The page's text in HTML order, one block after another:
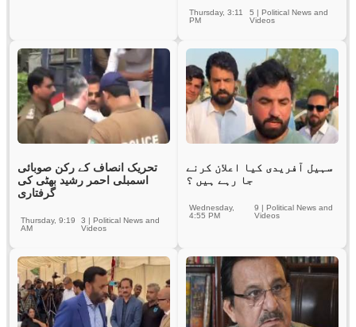
5 | Political News and
Videos
Thursday, 3:11
PM
تحریک انصاف کے رکن صوبائی
اسمبلی احمر رشید بھٹی کی
گرفتاری
3 | Political News and
Videos
Thursday, 9:19
AM
سہیل آفریدی کیا اعلان کرنے
جا رہے ہیں ؟
9 |Political News and
Videos
Wednesday,
4:55 PM